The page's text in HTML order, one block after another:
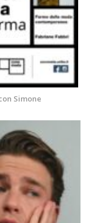
Simone